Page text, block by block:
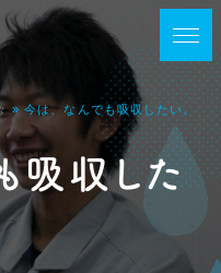
»今は、なんでも吸収したい。
吸収した